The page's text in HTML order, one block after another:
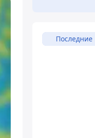
Последние